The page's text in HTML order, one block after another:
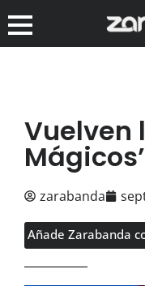
Vuelven
Mágicos’
zarabanda
Añade Zarabanda